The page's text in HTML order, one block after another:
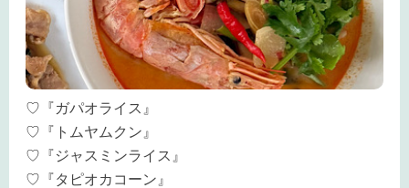
♡『ガパオライス』
♡『トムヤムクン』
♡『ジャスミンライス』
♡『タピオカコーン』